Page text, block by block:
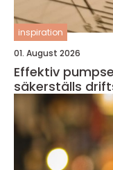
inspiration
01. August 2026
Effektiv
säkerställs